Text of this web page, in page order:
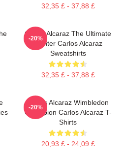
32,35 £ - 37,88 £
Carlos Alcaraz The Ultimate
Fighter Carlos Alcaraz
Sweatshirts
32,35 £ - 37,88 £
-20%
Carlos Alcaraz Wimbledon
Champion Carlos Alcaraz T-
Shirts
20,93 £ - 24,09 £
-20%